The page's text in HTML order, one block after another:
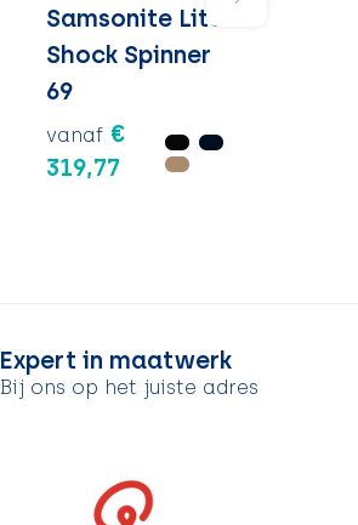
Samsonite Lite-
Shock Spinner
69
vanaf €
319,77
Expert in maatwerk
Bij ons op het juiste adres